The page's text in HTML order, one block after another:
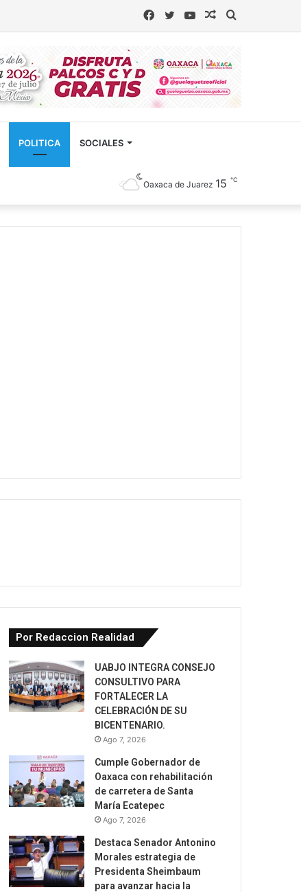
Buscar
Artículo
YouTube
Twitter
Facebook
POLITICA SOCIALES
Oaxaca de Juarez 15 ℃
Por Redaccion Realidad
UABJO INTEGRA CONSEJO
CONSULTIVO PARA
FORTALECER LA
CELEBRACIÓN DE SU
BICENTENARIO.
Ago 7, 2026
Cumple Gobernador de
Oaxaca con rehabilitación
de carretera de Santa
María Ecatepec
Ago 7, 2026
Destaca Senador Antonino
Morales estrategia de
Presidenta Sheimbaum
para avanzar hacia la